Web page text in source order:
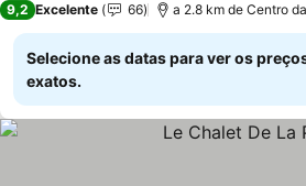
9,2 Excelente 66 a 2.8 km de Centro
Selecione as datas para ver os
exatos.